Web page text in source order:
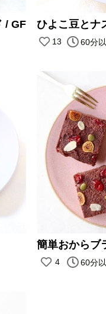
/ GF ひよこ豆とナ
13 60分
簡単おからブ
4 60分